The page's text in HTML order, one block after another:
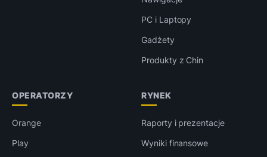
PC i Laptopy
Gadżety
Produkty z Chin
OPERATORZY
Orange
Play
RYNEK
Raporty i prezentacje
Wyniki finansowe